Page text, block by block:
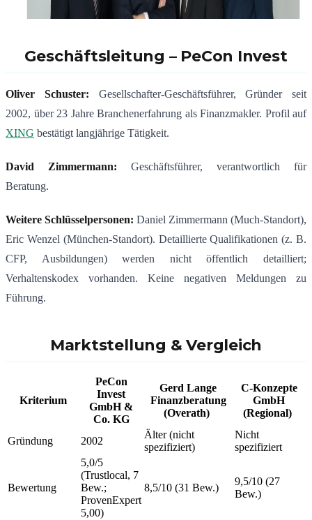
Geschäftsleitung – PeCon Invest
Oliver Schuster: Gesellschafter-Geschäftsführer, Gründer seit
2002, über 23 Jahre Branchenerfahrung als Finanzmakler. Profil auf
XING bestätigt langjährige Tätigkeit.
David Zimmermann: Geschäftsführer, verantwortlich für
Beratung.
Weitere Schlüsselpersonen: Daniel Zimmermann (Much-Standort),
Eric Wenzel (München-Standort). Detaillierte Qualifikationen (z. B.
CFP, Ausbildungen) werden nicht öffentlich detailliert;
Verhaltenskodex vorhanden. Keine negativen Meldungen zu
Führung.
Marktstellung & Vergleich
Kriterium
PeCon
Invest
GmbH &
Co. KG
Gerd Lange
Finanzberatung
(Overath)
C-Konzepte
GmbH
(Regional)
Gründung 2002
Älter (nicht
spezifiziert)
Nicht
spezifiziert
Bewertung
5,0/5
(Trustlocal, 7
Bew.;
ProvenExpert
5,00)
8,5/10 (31 Bew.)
9,5/10 (27
Bew.)